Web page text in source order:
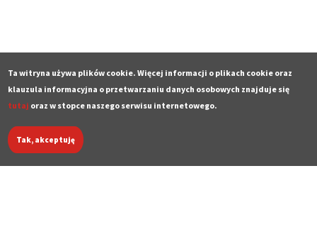
Ta witryna używa plików cookie. Więcej informacji o plikach cookie oraz
klauzula informacyjna o przetwarzaniu danych osobowych znajduje się
tutaj oraz w stopce naszego serwisu internetowego.
Tak, akceptuję